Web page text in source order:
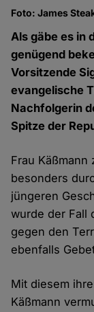
Foto: James
Als gäbe es in
genügend
Vorsitzende
evangelische
Nachfolgerin
Spitze der
Frau
besonders
jüngeren
wurde der Fall
gegen den
ebenfalls
Mit diesem
Käßmann